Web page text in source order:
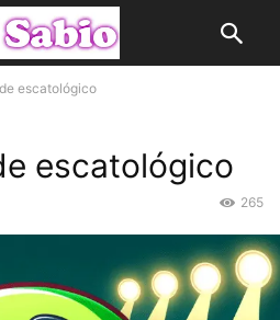
escatológico
escatológico
265